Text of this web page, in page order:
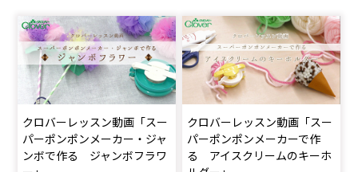
クロバーレッスン動画「スー
パーポンポンメーカー・ジャ
ンボで作る ジャンボフラワ
クロバーレッスン動画「スー
パーポンポンメーカーで作
る アイスクリームのキーホ